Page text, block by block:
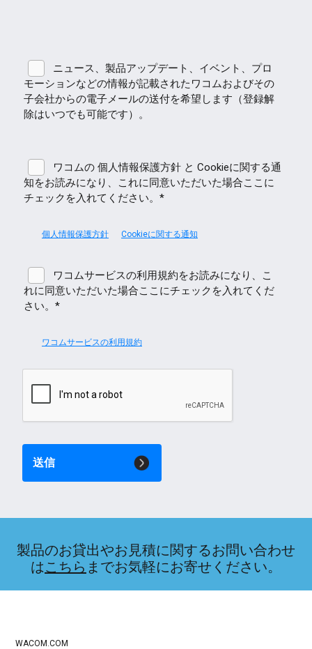
ニュース、製品アップデート、イベント、プロ
モーションなどの情報が記載されたワコムおよびその
子会社からの電子メールの送付を希望します（登録解
除はいつでも可能です）。
ワコムの 個人情報保護方針 と Cookieに関する通
知をお読みになり、これに同意いただいた場合ここに
チェックを入れてください。*
個人情報保護方針 Cookieに関する通知
ワコムサービスの利用規約をお読みになり、こ
れに同意いただいた場合ここにチェックを入れてくだ
さい。*
ワコムサービスの利用規約
送信
製品のお貸出やお見積に関するお問い合わせ
はこちら までお気軽にお寄せください。
WACOM.COM